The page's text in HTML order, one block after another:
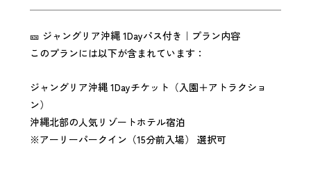
🎫 ジャングリア沖縄 1Dayパス付き｜プラン内容
このプランには以下が含まれています：
ジャングリア沖縄 1Dayチケット（入園＋アトラクショ
ン）
沖縄北部の人気リゾートホテル宿泊
※アーリーパークイン（15分前入場） 選択可